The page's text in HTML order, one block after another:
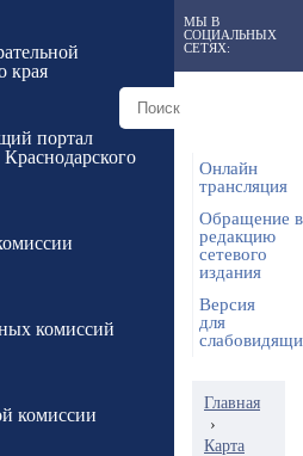
края
портал
комиссий
комиссии
МЫ В
СОЦИАЛЬНЫХ
СЕТЯХ:
Онлайн
трансляция
Обращение в
редакцию
сетевого
издания
Версия
для
Главная
›
Карта